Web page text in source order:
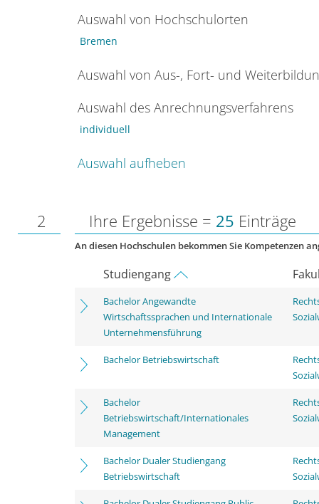
Auswahl von Hochschulorten
Bremen
Auswahl von Aus-, Fort- und
Auswahl des Anrechnungsverfahrens
individuell
Auswahl aufheben
2 Ihre Ergebnisse = 25 Einträge
An diesen Hochschulen bekommen Sie Kompetenzen
Studiengang
Bachelor Angewandte
Wirtschaftssprachen und Internationale
Unternehmensführung
Bachelor Betriebswirtschaft
Bachelor
Betriebswirtschaft/Internationales
Management
Bachelor Dualer Studiengang
Betriebswirtschaft